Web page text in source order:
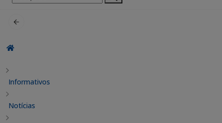
por:
Informativos
Notícias